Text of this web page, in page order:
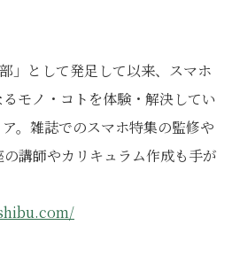
」として発足して以来、スマホ
モノ・コトを体験・解決してい
。雑誌でのスマホ特集の監修や
講師やカリキュラム作成も手が